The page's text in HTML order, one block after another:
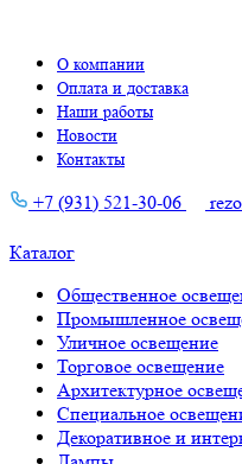
О компании
Оплата и доставка
Наши работы
Новости
Контакты
+7 (931) 521-30-06
Каталог
Общественное
Промышленное
Уличное освещение
Торговое освещение
Архитектурное
Специальное
Декоративное и